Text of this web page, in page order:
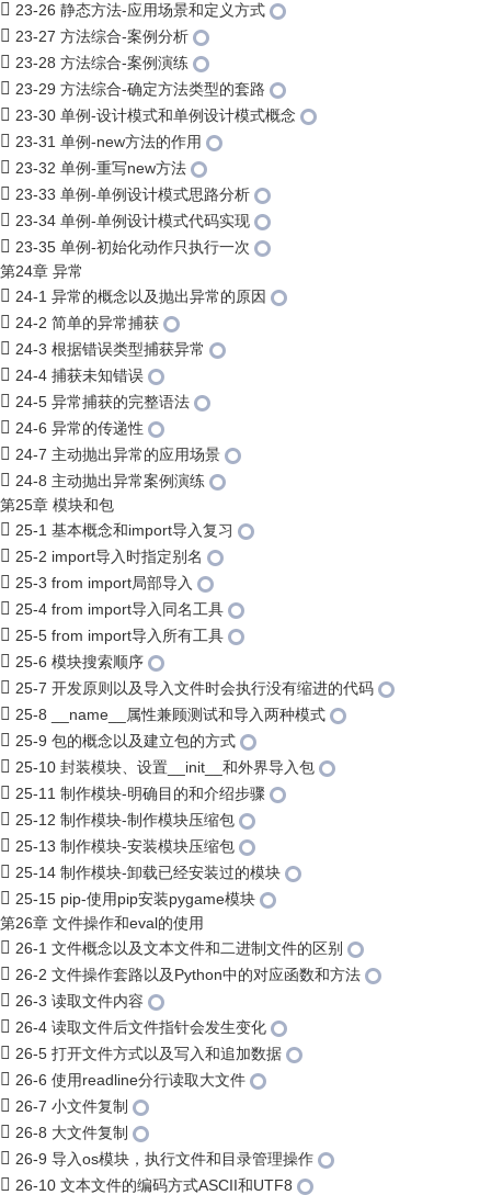
23-26 静态方法-应用场景和定义方式
23-27 方法综合-案例分析
23-28 方法综合-案例演练
23-29 方法综合-确定方法类型的套路
23-30 单例-设计模式和单例设计模式概念
23-31 单例-new方法的作用
23-32 单例-重写new方法
23-33 单例-单例设计模式思路分析
23-34 单例-单例设计模式代码实现
23-35 单例-初始化动作只执行一次
第24章 异常
24-1 异常的概念以及抛出异常的原因
24-2 简单的异常捕获
24-3 根据错误类型捕获异常
24-4 捕获未知错误
24-5 异常捕获的完整语法
24-6 异常的传递性
24-7 主动抛出异常的应用场景
24-8 主动抛出异常案例演练
第25章 模块和包
25-1 基本概念和import导入复习
25-2 import导入时指定别名
25-3 from import局部导入
25-4 from import导入同名工具
25-5 from import导入所有工具
25-6 模块搜索顺序
25-7 开发原则以及导入文件时会执行没有缩进的代码
25-8 __name__属性兼顾测试和导入两种模式
25-9 包的概念以及建立包的方式
25-10 封装模块、设置__init__和外界导入包
25-11 制作模块-明确目的和介绍步骤
25-12 制作模块-制作模块压缩包
25-13 制作模块-安装模块压缩包
25-14 制作模块-卸载已经安装过的模块
25-15 pip-使用pip安装pygame模块
第26章 文件操作和eval的使用
26-1 文件概念以及文本文件和二进制文件的区别
26-2 文件操作套路以及Python中的对应函数和方法
26-3 读取文件内容
26-4 读取文件后文件指针会发生变化
26-5 打开文件方式以及写入和追加数据
26-6 使用readline分行读取大文件
26-7 小文件复制
26-8 大文件复制
26-9 导入os模块，执行文件和目录管理操作
26-10 文本文件的编码方式ASCII和UTF8